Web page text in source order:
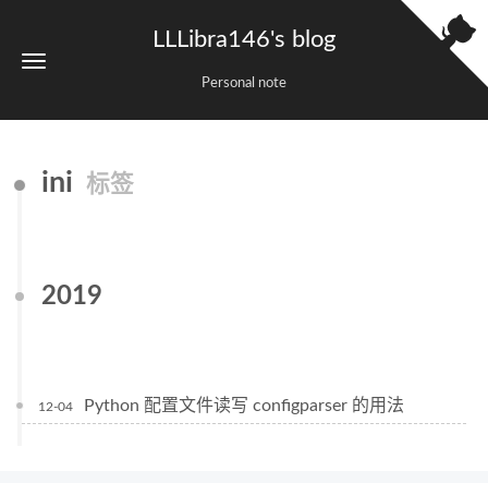
LLLibra146's blog
Personal note
ini 标签
2019
12-04 Python 配置文件读写 configparser 的用法